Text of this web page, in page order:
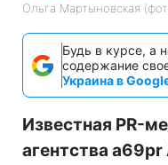
Ольга Мартыновская
Будь в курсе, а
содержание
Украина в
Известная PR-
агентства